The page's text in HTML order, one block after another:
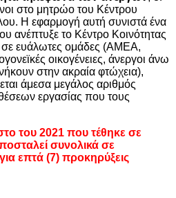
στο μητρώο του Κέντρου
Η εφαρμογή αυτή συνιστά ένα
ανέπτυξε το Κέντρο Κοινότητας
σε ευάλωτες ομάδες (ΑΜΕΑ,
οικογένειες, άνεργοι άνω
στην ακραία φτώχεια),
άμεσα μεγάλος αριθμός
εργασίας που τους
του 2021 που τέθηκε σε
συνολικά σε
επτά (7) προκηρύξεις